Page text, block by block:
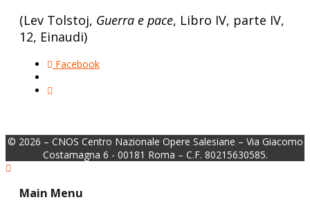
(Lev Tolstoj, Guerra e pace, Libro IV, parte IV,
12, Einaudi)
Facebook
© 2026 – CNOS Centro Nazionale Opere Salesiane – Via Giacomo
Costamagna 6 - 00181 Roma – C.F. 80215630585.
Main Menu